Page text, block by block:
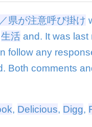
県が注意呼び掛け
生活 and. It was
follow any
Both comments
, Delicious, Digg,